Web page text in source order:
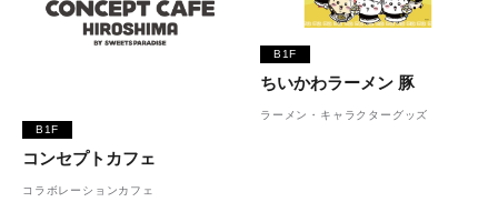
B1F
コンセプトカフェ
コラボレーションカフェ
B1F
ちいかわラーメン 豚
ラーメン・キャラクターグッズ